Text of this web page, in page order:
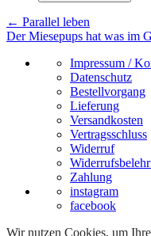
← Parallel leben
Der Miesepups hat was im
Impressum /
Datenschutz
Bestellvorgang
Lieferung
Versandkosten
Vertragsschluss
Widerruf
Zahlung
instagram
facebook
Wir nutzen Cookies, um